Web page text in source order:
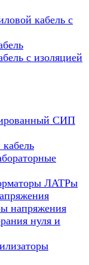
кабель с
с изоляцией
СИП
ЛАТРы
напряжения
нуля и